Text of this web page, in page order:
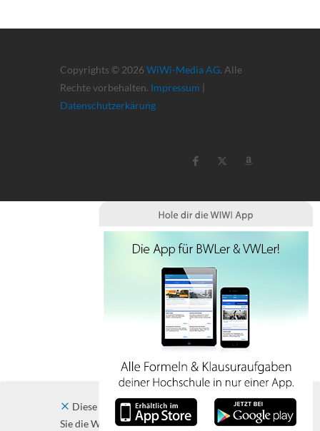
Copyrights © 2026 WiWi-Media AG. Alle
Rechte vorbehalten. Impressum |
Datenschutzerkärung
Diese Website verwendet Cookies. Indem
Sie die Website und ihre Angebote nutzen